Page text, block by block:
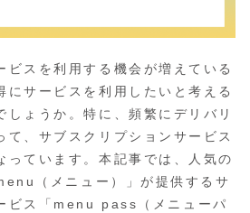
ビスを利用する機会が増えている
にサービスを利用したいと考える
しょうか。特に、頻繁にデリバリ
て、サブスクリプションサービス
っています。本記事では、人気の
（メニュー）」が提供するサ
ビス「menu pass（メニューパ